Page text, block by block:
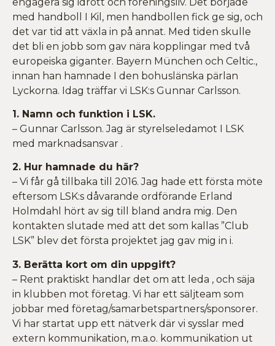
med handboll I Kil, men handbollen fick ge sig, och
det var tid att växla in på annat. Med tiden skulle
det bli en jobb som gav nära kopplingar med två
europeiska giganter. Bayern München och Celtic.,
innan han hamnade I den bohuslänska pärlan
Lyckorna. Idag träffar vi LSK:s Gunnar Carlsson.
1. Namn och funktion i LSK.
– Gunnar Carlsson. Jag är styrelseledamot I LSK
med marknadsansvar .
2. Hur hamnade du här?
– Vi får gå tillbaka till 2016. Jag hade ett första möte
eftersom LSK:s dåvarande ordförande Erland
Holmdahl hört av sig till bland andra mig. Den
kontakten slutade med att det som kallas ”Club
LSK” blev det första projektet jag gav mig in i.
3. Berätta kort om din uppgift?
– Rent praktiskt handlar det om att leda , och säja
in klubben mot företag. Vi har ett säljteam som
jobbar med företag/samarbetspartners/sponsorer.
Vi har startat upp ett nätverk där vi sysslar med
extern kommunikation, m.a.o. kommunikation ut